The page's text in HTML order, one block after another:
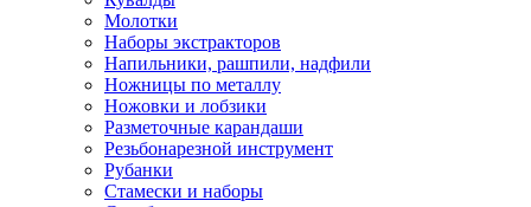
Молотки
Наборы экстракторов
Напильники, рашпили, надфили
Ножницы по металлу
Ножовки и лобзики
Разметочные карандаши
Резьбонарезной инструмент
Рубанки
Стамески и наборы